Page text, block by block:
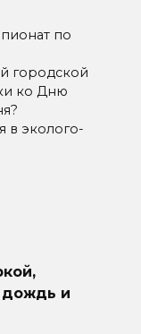
по
городской
ко Дню
в эколого-
дождь и